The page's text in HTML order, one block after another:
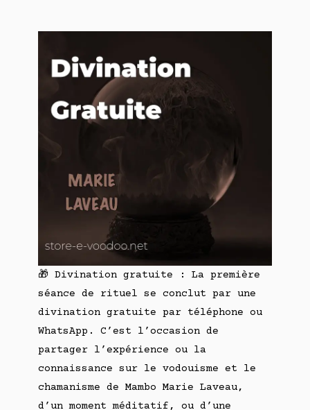
🎁 Divination gratuite : La première
séance de rituel se conclut par une
divination gratuite par téléphone ou
WhatsApp. C’est l’occasion de
partager l’expérience ou la
connaissance sur le vodouisme et le
chamanisme de Mambo Marie Laveau,
d’un moment méditatif, ou d’une